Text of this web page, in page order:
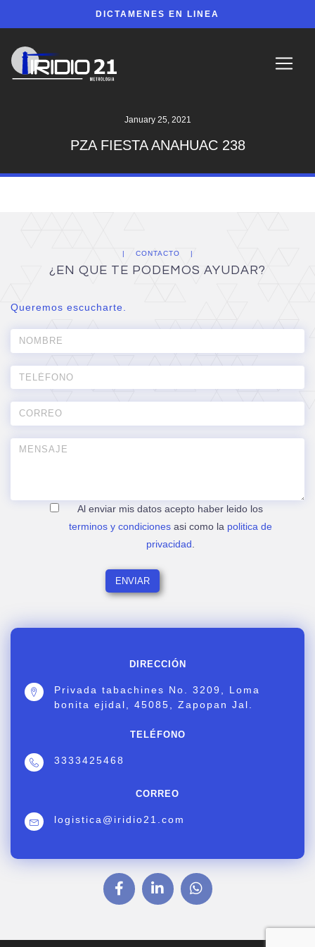
DICTAMENES EN LINEA
January 25, 2021
PZA FIESTA ANAHUAC 238
DIRECCIÓN
Privada tabachines No. 3209, Loma
bonita ejidal, 45085, Zapopan Jal.
TELÉFONO
3333425468
CORREO
logistica@iridio21.com
CONTACTO
¿EN QUE TE PODEMOS AYUDAR?
Queremos escucharte.
Al enviar mis datos acepto haber leido los
terminos y condicionesasi como la politica de
privacidad